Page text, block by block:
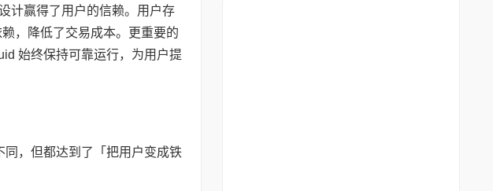
计赢得了用户的信赖。用户存
，降低了交易成本。更重要的
始终保持可靠运行，为用户提
，但都达到了「把用户变成铁